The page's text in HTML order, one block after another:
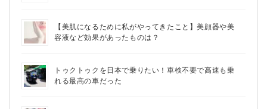
【美肌になるために私がやってきたこと】美顔器や美
容液など効果があったものは？
トゥクトゥクを日本で乗りたい！車検不要で高速も乗
れる最高の車だった